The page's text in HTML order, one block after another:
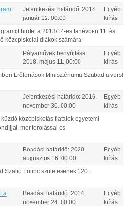
Jelentkezési határidő: 2014.
január 12 00:00
Egyéb
kiírás
hirdet a 2013/14-es tanévben 11. és
középiskolai diákok számára
Pályaművek benyújtása:
2018. május 11 00:00
Egyéb
kiírás
Erőforrások Minisztériuma Szabad a vers!
Jelentkezési határidő: 2016.
november 30 00:00
Egyéb
kiírás
küzdő középiskolás fiatalok egyetemi
mentorolással és
Beadási határidő: 2020.
augusztus 16 00:00
Egyéb
kiírás
Szabó Lőrinc születésének 120.
a
Beadási határidő: 2014.
november 24 00:00
Egyéb
kiírás